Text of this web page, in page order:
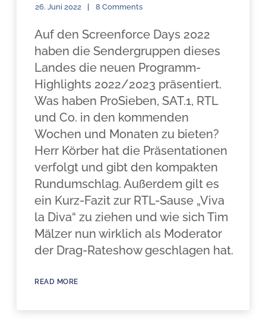
26. Juni 2022 8 Comments
Auf den Screenforce Days 2022
haben die Sendergruppen dieses
Landes die neuen Programm-
Highlights 2022/2023 präsentiert.
Was haben ProSieben, SAT.1, RTL
und Co. in den kommenden
Wochen und Monaten zu bieten?
Herr Körber hat die Präsentationen
verfolgt und gibt den kompakten
Rundumschlag. Außerdem gilt es
ein Kurz-Fazit zur RTL-Sause „Viva
la Diva“ zu ziehen und wie sich Tim
Mälzer nun wirklich als Moderator
der Drag-Rateshow geschlagen hat.
READ MORE